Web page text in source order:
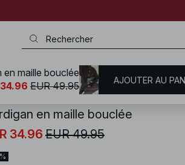
/ Pulls / Gilets
en maille bouclée
34.96 EUR 49.95
en maille bouclée
34.96 EUR 49.95 AJOUTER AU